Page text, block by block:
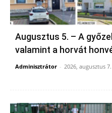
Augusztus 5. – A
valamint a horvát
Adminisztrátor - 2026, augusztus 7.